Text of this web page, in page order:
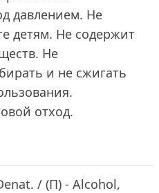
давлением. Не
детям. Не содержит
Не
и не сжигать
отход.
/ (П) - Alcohol,